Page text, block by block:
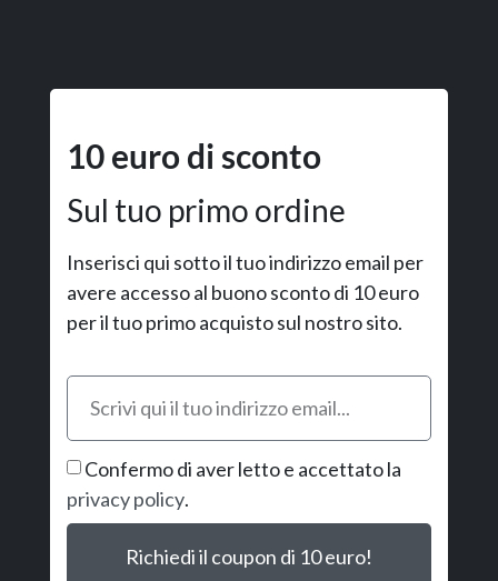
10 euro di sconto
Sul tuo primo ordine
Inserisci qui sotto il tuo indirizzo email per
avere accesso al buono sconto di 10 euro
per il tuo primo acquisto sul nostro sito.
Confermo di aver letto e accettato la
privacy policy.
Richiedi il coupon di 10 euro!